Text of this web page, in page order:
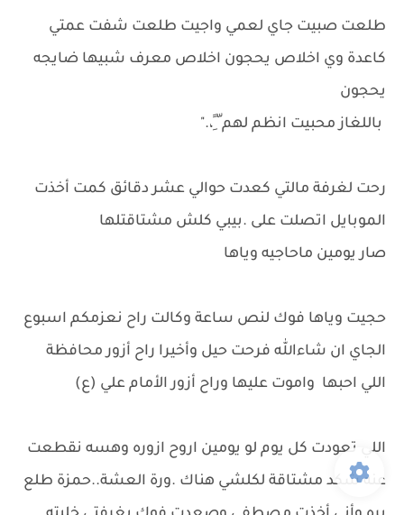
طلعت صبيت جاي لعمي واجيت طلعت شفت عمتي
كاعدة وي اخلاص يحجون اخلاص معرف شبيها ضايجه
يحجون
باللغاز محبيت انظم لهم ّ ًِ،."
رحت لغرفة مالتي كعدت حوالي عشر دقائق كمت أخذت
الموبايل اتصلت على .بيبي كلش مشتاقتلها
صار يومين ماحاجيه وياها
حجيت وياها فوك لنص ساعة وكالت راح نعزمكم اسبوع
الجاي ان شاءالله فرحت حيل وأخيرا راح أزور محافظة
اللي احبها واموت عليها وراح أزور الأمام علي (ع)
اللي تعودت كل يوم لو يومين اروح ازوره وهسه نقطعت
عنه شكد مشتاقة لكلشي هناك .ورة العشة..حمزة طلع